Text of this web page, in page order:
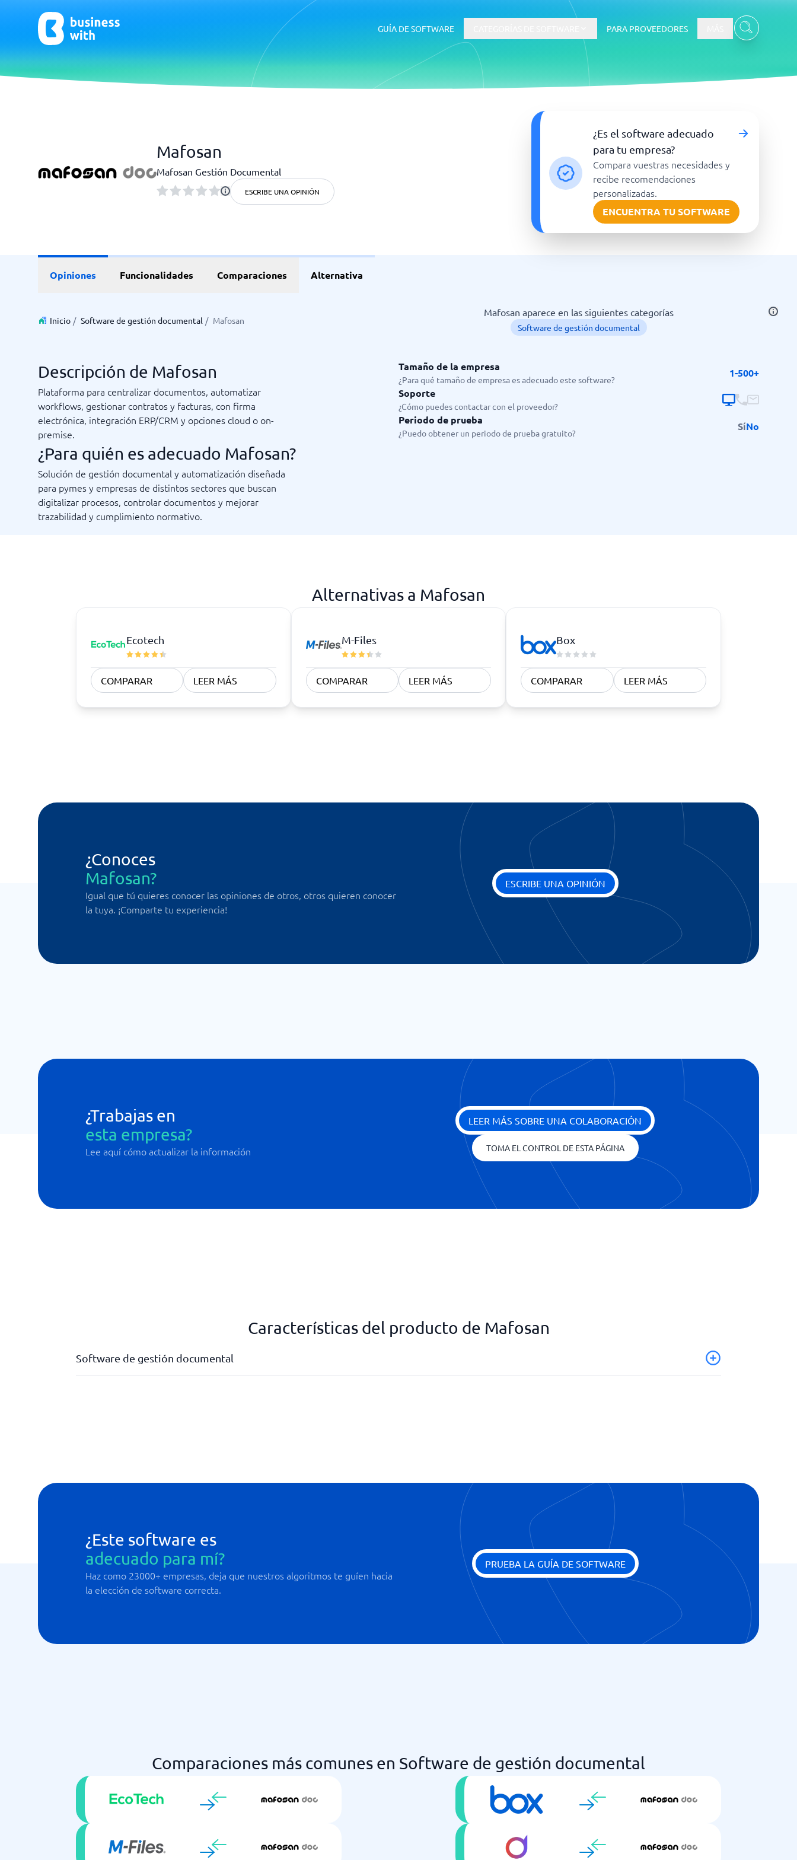
GUÍA DE SOFTWARE
¿No estás seguro de qué sistema?
La Guía del Sistema encuentra la adecuada en minutos.
Ver todas las categorías→
PARA PROVEEDORES
Mafosan
Mafosan Gestión Documental
ESCRIBE UNA OPINIÓN
¿Es el software adecuado
para tu empresa?
Compara vuestras necesidades y
recibe recomendaciones
personalizadas.
ENCUENTRA TU SOFTWARE
Opiniones Funcionalidades Comparaciones Alternativa
Inicio / Software de gestión documental / Mafosan
Mafosan aparece en las siguientes categorías
Software de gestión documental
Descripción de Mafosan
Plataforma para centralizar documentos, automatizar
workflows, gestionar contratos y facturas, con firma
electrónica, integración ERP/CRM y opciones cloud o on-
premise.
¿Para quién es adecuado Mafosan?
Solución de gestión documental y automatización diseñada
para pymes y empresas de distintos sectores que buscan
digitalizar procesos, controlar documentos y mejorar
trazabilidad y cumplimiento normativo.
Tamaño de la empresa
¿Para qué tamaño de empresa es adecuado este software?
1-500+
Soporte
¿Cómo puedes contactar con el proveedor?
Periodo de prueba
¿Puedo obtener un periodo de prueba gratuito?
SíNo
Alternativas a Mafosan
Ecotech
COMPARAR LEER MÁS
M-Files
COMPARAR LEER MÁS
Box
COMPARAR LEER MÁS
¿Conoces
Mafosan?
Igual que tú quieres conocer las opiniones de otros, otros quieren conocer
la tuya. ¡Comparte tu experiencia!
ESCRIBE UNA OPINIÓN
¿Trabajas en
esta empresa?
Lee aquí cómo actualizar la información
LEER MÁS SOBRE UNA COLABORACIÓN
TOMA EL CONTROL DE ESTA PÁGINA
Características del producto de Mafosan
Software de gestión documental
¿Este software es
adecuado para mí?
Haz como 23000+ empresas, deja que nuestros algoritmos te guíen hacia
la elección de software correcta.
PRUEBA LA GUÍA DE SOFTWARE
Comparaciones más comunes en Software de gestión documental